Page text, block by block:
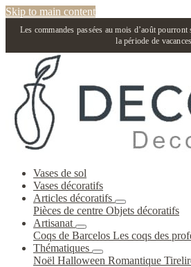
Skip to main content
Les commandes passées au mois d’août
la période de vacances.
Vases de sol
Vases décoratifs
Articles décoratifs
Pièces de centre Objets décoratifs
Artisanat
Coqs de Barcelos Les coqs des
Thématiques
Noël Halloween Romantique